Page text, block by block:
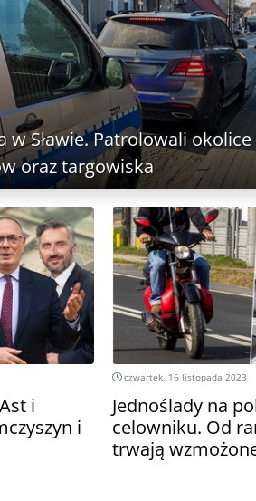
w Sławie. Patrolowali
oraz targowiska
i
i
czwartek, 16 listopada 2023
Jednoślady na
celowniku. Od
trwają